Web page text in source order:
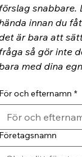
snabbare.
innan du
är bara att
så gör inte
med dina
och efternamn *